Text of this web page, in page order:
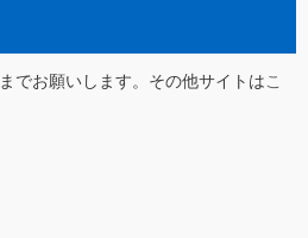
までお願いします。その他サイトはこ